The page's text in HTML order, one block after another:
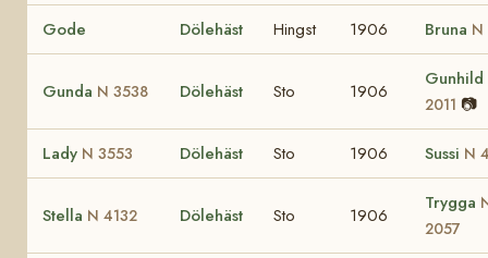
Gode Dölehäst Hingst 1906 Bruna N
Gunda N 3538 Dölehäst Sto 1906
Gunhild
2011 📷
Lady N 3553 Dölehäst Sto 1906 Sussi N
Stella N 4132 Dölehäst Sto 1906
Trygga
2057